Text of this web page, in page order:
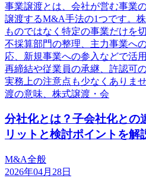
事業譲渡とは、会社が営む事業
譲渡するM&A手法の1つです。
ものではなく特定の事業だけを
不採算部門の整理、主力事業へ
応、新規事業への参入などで活
再締結や従業員の承継、許認可
実務上の注意点も少なくありま
渡の意味、株式譲渡・会
分社化とは？子会社化との
リットと検討ポイントを解
M&A全般
2026年04月28日